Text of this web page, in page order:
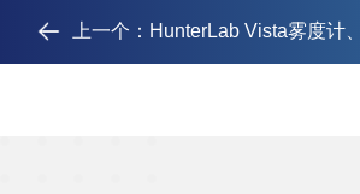
上一个： HunterLab Vista雾度计、浊